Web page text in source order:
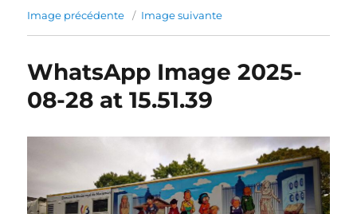
Image précédente Image suivante
WhatsApp Image 2025-
08-28 at 15.51.39